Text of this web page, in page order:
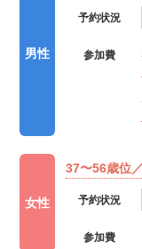
男性
予約状況
参加費
女性
37〜56歳位
予約状況
参加費